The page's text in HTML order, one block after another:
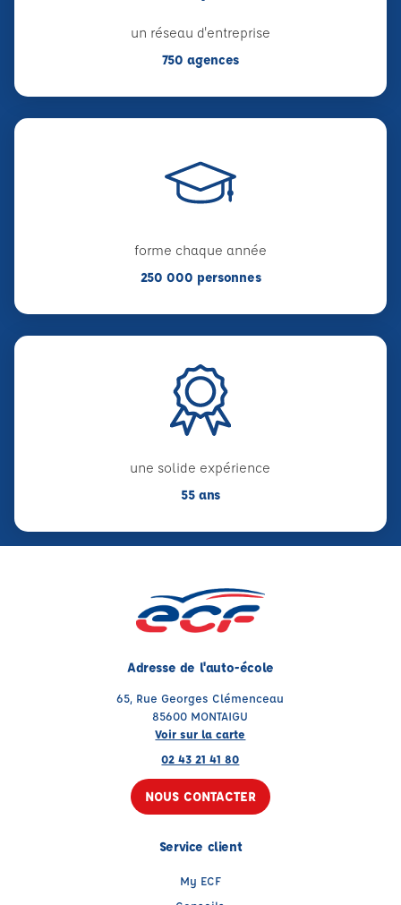
un réseau d'entreprise
750 agences
forme chaque année
250 000 personnes
une solide expérience
55 ans
Adresse de l'auto-école
65, Rue Georges Clémenceau
85600 MONTAIGU
Voir sur la carte
02 43 21 41 80
NOUS CONTACTER
Service client
My ECF